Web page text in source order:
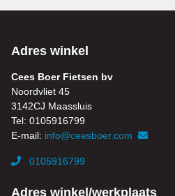
Adres winkel
Cees Boer Fietsen bv
Noordvliet 45
3142CJ Maassluis
Tel: 0105916799
E-mail: info@ceesboer.com
0105916799
Adres winkel/werkplaats